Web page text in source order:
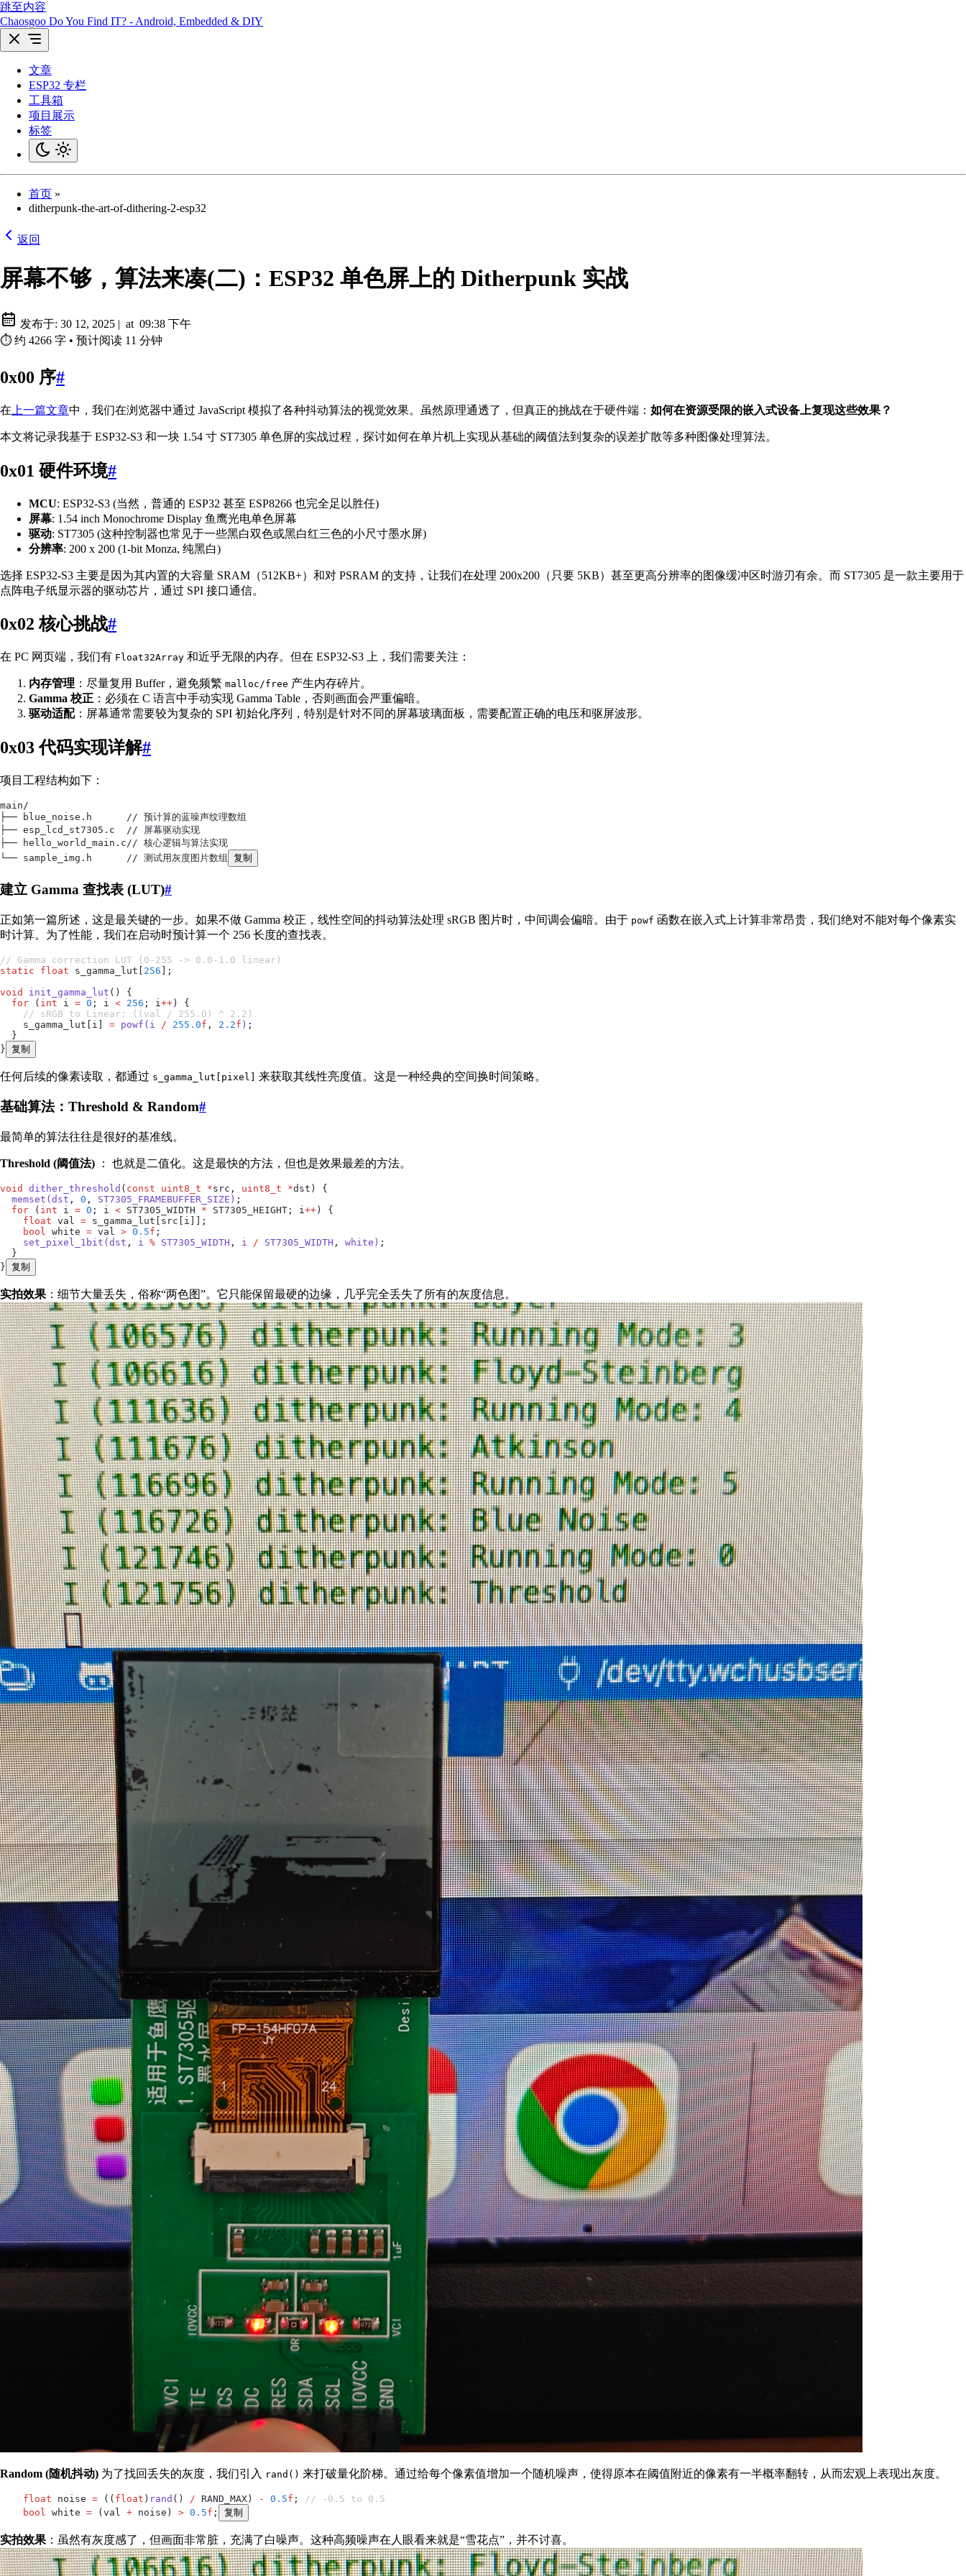
跳至内容
Chaosgoo Do You Find IT? - Android, Embedded & DIY
文章
ESP32 专栏
工具箱
项目展示
标签
首页 »
ditherpunk-the-art-of-dithering-2-esp32
返回
屏幕不够，算法来凑(二)：ESP32 单色屏上的 Ditherpunk 实战
发布于: 30 12, 2025 | at 09:38 下午
⏱️ 约 4266 字 • 预计阅读 11 分钟
0x00 序#
在 上一篇文章中，我们在浏览器中通过 JavaScript 模拟了各种抖动算法的视觉效果。虽然原理通透了，但真正的挑战在于硬件端： 如何在资源受限的嵌入式设备上复现这些效果？
本文将记录我基于 ESP32-S3 和一块 1.54 寸 ST7305 单色屏的实战过程，探讨如何在单片机上实现从基础的阈值法到复杂的误差扩散等多种图像处理算法。
0x01 硬件环境#
MCU: ESP32-S3 (当然，普通的 ESP32 甚至 ESP8266 也完全足以胜任)
屏幕: 1.54 inch Monochrome Display 鱼鹰光电单色屏幕
驱动: ST7305 (这种控制器也常见于一些黑白双色或黑白红三色的小尺寸墨水屏)
分辨率: 200 x 200 (1-bit Monza, 纯黑白)
选择 ESP32-S3 主要是因为其内置的大容量 SRAM（512KB+）和对 PSRAM 的支持，让我们在处理 200x200（只要 5KB）甚至更高分辨率的图像缓冲区时游刃有余。而 ST7305 是一款主要用于
点阵电子纸显示器的驱动芯片，通过 SPI 接口通信。
0x02 核心挑战#
在 PC 网页端，我们有 Float32Array 和近乎无限的内存。但在 ESP32-S3 上，我们需要关注：
内存管理 ：尽量复用 Buffer，避免频繁 malloc/free 产生内存碎片。
Gamma 校正 ：必须在 C 语言中手动实现 Gamma Table，否则画面会严重偏暗。
驱动适配：屏幕通常需要较为复杂的 SPI 初始化序列，特别是针对不同的屏幕玻璃面板，需要配置正确的电压和驱屏波形。
0x03 代码实现详解#
项目工程结构如下：
main/
├── blue_noise.h      // 预计算的蓝噪声纹理数组
├── esp_lcd_st7305.c  // 屏幕驱动实现
├── hello_world_main.c// 核心逻辑与算法实现
└── sample_img.h      // 测试用灰度图片数组
复制
建立 Gamma 查找表 (LUT)#
正如第一篇所述，这是最关键的一步。如果不做 Gamma 校正，线性空间的抖动算法处理 sRGB 图片时，中间调会偏暗。由于 powf 函数在嵌入式上计算非常昂贵，我们绝对不能对每个像素实
时计算。为了性能，我们在启动时预计算一个 256 长度的查找表。
// Gamma correction LUT (0-255 -> 0.0-1.0 linear)
static float s_gamma_lut [ 256 ];
void
init_gamma_lut () {
  for
( int i = 0 ; i < 256 ; i ++) {
    // sRGB to Linear: ((val / 255.0) ^ 2.2)
    s_gamma_lut
[i] = powf (i / 255.0f , 2.2f ) ;
  }
} 复制
任何后续的像素读取，都通过 s_gamma_lut[pixel] 来获取其线性亮度值。这是一种经典的空间换时间策略。
基础算法：Threshold & Random#
最简单的算法往往是很好的基准线。
Threshold (阈值法) ： 也就是二值化。这是最快的方法，但也是效果最差的方法。
void dither_threshold ( const uint8_t *src , uint8_t *dst ) {
  memset
(dst , 0 , ST7305_FRAMEBUFFER_SIZE) ;
  for
( int i = 0 ; i < ST7305_WIDTH * ST7305_HEIGHT; i++ ) {
    float
val = s_gamma_lut src [i]];
    bool
white = val > 0.5f ;
    set_pixel_1bit
(dst , i % ST7305_WIDTH , i / ST7305_WIDTH , white) ;
  }
} 复制
实拍效果 ：细节大量丢失，俗称“两色图”。它只能保留最硬的边缘，几乎完全丢失了所有的灰度信息。
Random (随机抖动) 为了找回丢失的灰度，我们引入 rand() 来打破量化阶梯。通过给每个像素值增加一个随机噪声，使得原本在阈值附近的像素有一半概率翻转，从而宏观上表现出灰度。
    float
noise = (( float ) rand () / RAND_MAX) - 0.5f ;
// -0.5 to 0.5
    bool
white = (val + noise) > 0.5f ; 复制
实拍效果 ：虽然有灰度感了，但画面非常脏，充满了白噪声。这种高频噪声在人眼看来就是“雪花点”，并不讨喜。